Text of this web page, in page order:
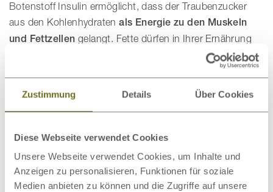
Zustimmung Details Über Cookies
Diese Webseite verwendet Cookies
Unsere Webseite verwendet Cookies, um Inhalte und
Anzeigen zu personalisieren, Funktionen für soziale
Medien anbieten zu können und die Zugriffe auf unsere
Botenstoff Insulin ermöglicht, dass der Traubenzucker
aus den Kohlenhydratenals Energie zu den Muskeln
und Fettzellen gelangt. Fette dürfen in Ihrer Ernährung
nicht fehlen, aber sie sollten in Maßen genossen werden.
verjüngt
Haut gesünderaus. Man könnte auch sagen, dass
Schlaf als natürliches Anti-Aging-Mittel wirkt. Durch HGH
werden auch Fette zu den Körperzellen transportiert, wo
sie zu Energie umgewandelt werden.